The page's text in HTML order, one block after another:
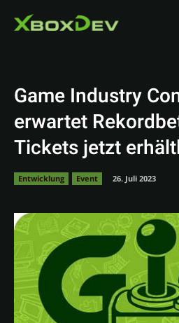
Game Industry
erwartet
Tickets jetzt
Entwicklung Event 26. Juli 2023